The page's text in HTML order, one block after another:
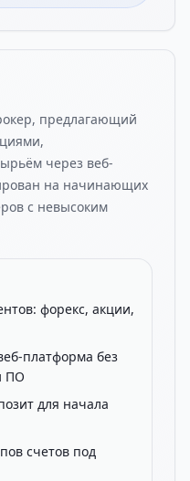
предлагающий
через веб-
на начинающих
с невысоким
форекс, акции,
платформа без
ПО
для начала
счетов под